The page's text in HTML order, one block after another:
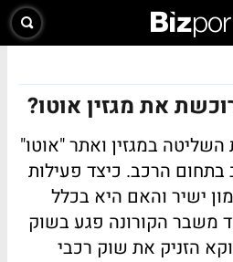
את מגזין אוטו?
במגזין ואתר "אוטו"
בתחום הרכב. כיצד פעילות
ישיר והאם היא בכלל
משבר הקורונה פגע בשוק
הזניק את שוק רכבי